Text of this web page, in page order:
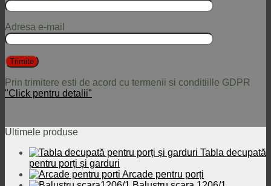
Adresa e-mail
Prin trimitere esti de acord cu termenii si conditiille GDPR
"Click pentru detalii"
Ultimele produse
Tabla decupată
pentru porți și garduri
Arcade pentru porți